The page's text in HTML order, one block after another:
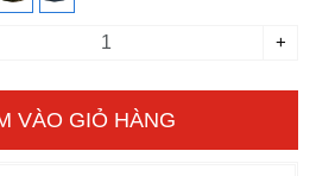
+
VÀO GIỎ HÀNG